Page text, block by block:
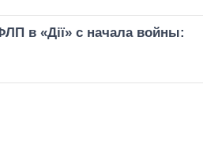
в «Дії» с начала войны: